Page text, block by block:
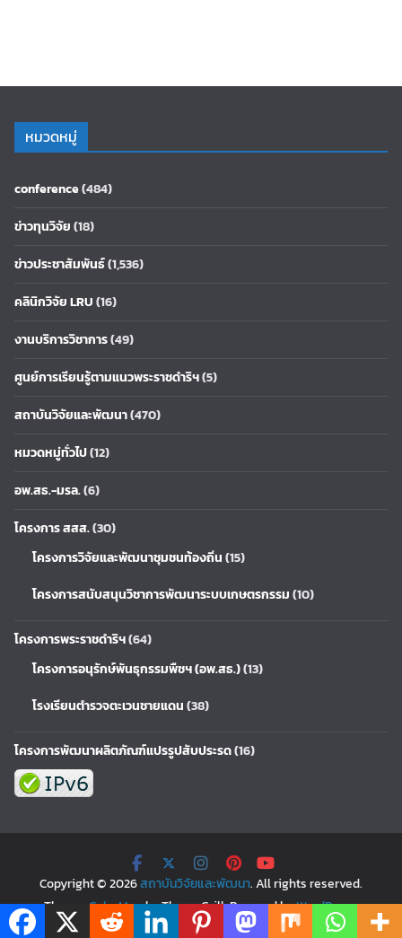
หมวดหมู่
conference(484)
ข่าวทุนวิจัย(18)
ข่าวประชาสัมพันธ์(1,536)
คลินิกวิจัย LRU(16)
งานบริการวิชาการ(49)
ศูนย์การเรียนรู้ตามแนวพระราชดำริฯ(5)
สถาบันวิจัยและพัฒนา(470)
หมวดหมู่ทั่วไป(12)
อพ.สธ.-มรล.(6)
โครงการ สสส.(30)
โครงการวิจัยและพัฒนาชุมชนท้องถิ่น(15)
โครงการสนับสนุนวิชาการพัฒนาระบบเกษตรกรรม(10)
โครงการพระราชดำริฯ(64)
โครงการอนุรักษ์พันธุกรรมพืชฯ (อพ.สธ.)(13)
โรงเรียนตำรวจตะเวนชายแดน(38)
โครงการพัฒนาผลิตภัณฑ์แปรรูปสับประรด(16)
Copyright © 2026สถาบันวิจัยและพัฒนา. All rights reserved.
Theme: ColorMagby ThemeGrill. Powered byWordPress.